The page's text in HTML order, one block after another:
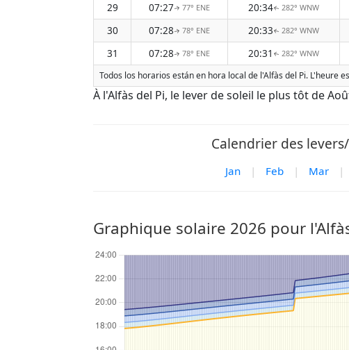
29
07:27↑ 77° ENE 20:34↑ 282° WNW
30
07:28↑ 78° ENE 20:33↑ 282° WNW
31
07:28↑ 78° ENE 20:31 ↑ 282° WNW
Todos los horarios están en hora local de l'Alfàs del Pi. L'heure
À l'Alfàs del Pi, le lever de soleil le plus tôt de
Calendrier des
Jan | Feb | Mar |
Graphique solaire 2026 pour